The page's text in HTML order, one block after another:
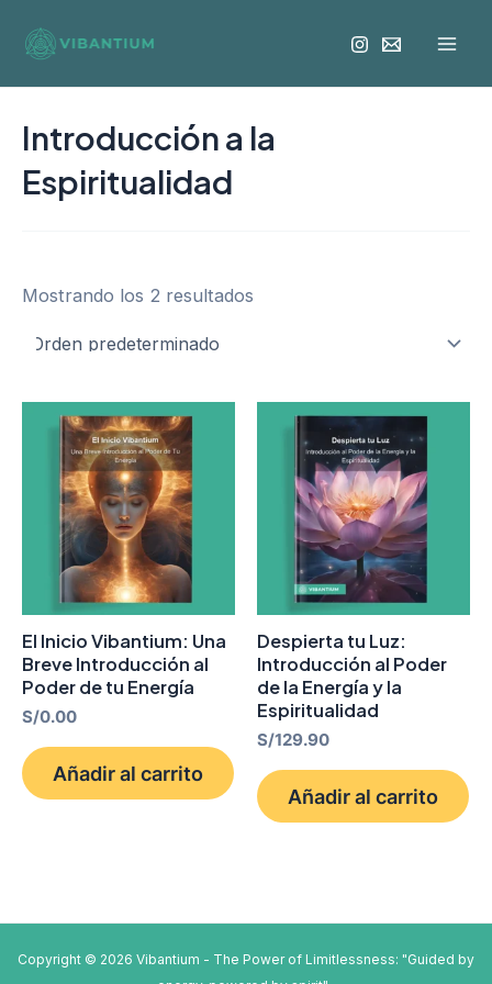
Introducción a la
Espiritualidad
Mostrando los 2 resultados
El Inicio Vibantium: Una
Breve Introducción al
Poder de tu Energía
S/0.00
Añadir al carrito
Despierta tu Luz:
Introducción al Poder
de la Energía y la
Espiritualidad
S/129.90
Añadir al carrito
Copyright © 2026 Vibantium - The Power of Limitlessness: "Guided by